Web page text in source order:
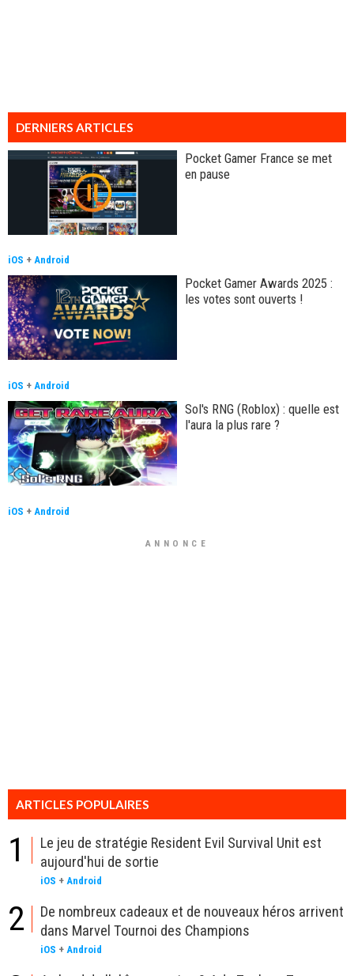
DERNIERS ARTICLES
Pocket Gamer France se met
en pause
iOS + Android
Pocket Gamer Awards 2025 :
les votes sont ouverts !
iOS + Android
Sol's RNG (Roblox) : quelle est
l'aura la plus rare ?
iOS + Android
ANNONCE
ARTICLES POPULAIRES
1
Le jeu de stratégie Resident Evil Survival Unit est
aujourd'hui de sortie
iOS + Android
2
De nombreux cadeaux et de nouveaux héros arrivent
dans Marvel Tournoi des Champions
iOS + Android